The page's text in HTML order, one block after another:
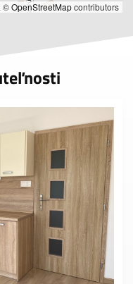
©OpenStreetMapcontributors